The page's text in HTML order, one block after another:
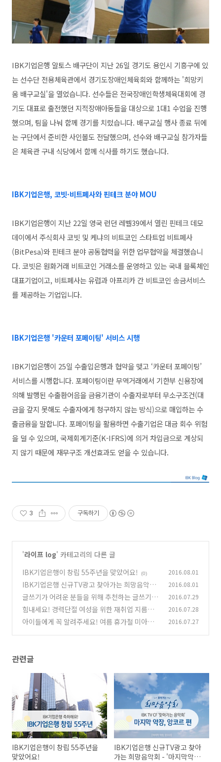
IBK기업은행 알토스 배구단이 지난 26일 경기도 용인시 기흥구에 있
는 선수단 전용체육관에서 경기도장애인체육회와 함께하는 '희망키
움 배구교실'을 열었습니다. 선수들은 전국장애인학생체육대회에 경
기도 대표로 출전했던 지적장애아동들을 대상으로 1대1 수업을 진행
했으며, 팀을 나눠 함께 경기를 치렀습니다. 배구교실 행사 종료 뒤에
는 구단에서 준비한 사인볼도 전달했으며, 선수와 배구교실 참가자들
은 체육관 구내 식당에서 함께 식사를 하기도 했습니다.
IBK기업은행, 코빗·비트페사와 핀테크 분야 MOU
IBK기업은행이 지난 22일 영국 런던 레벨39에서 열린 핀테크 데모
데이에서 주식회사 코빗 및 케냐의 비트코인 스타트업 비트페사
(BitPesa)와 핀테크 분야 공동협력을 위한 업무협약을 체결했습니
다. 코빗은 원화거래 비트코인 거래소를 운영하고 있는 국내 블록체인
대표기업이고, 비트페사는 유럽과 아프리카 간 비트코인 송금서비스
를 제공하는 기업입니다.
IBK기업은행 '카운터 포페이팅' 서비스 시행
IBK기업은행이 25일 수출입은행과 협약을 맺고 ‘카운터 포페이팅’
서비스를 시행합니다. 포페이팅이란 무역거래에서 기한부 신용장에
의해 발행된 수출환어음을 금융기관이 수출자로부터 무소구조건(대
금을 갚지 못해도 수출자에게 청구하지 않는 방식)으로 매입하는 수
출금융을 말합니다. 포페이팅을 활용하면 수출기업은 대금 회수 위험
을 덜 수 있으며, 국제회계기준(K-IFRS)에 의거 차입금으로 계상되
지 않기 때문에 재무구조 개선효과도 얻을 수 있습니다.
3 구독하기
'라이프 log' 카테고리의 다른 글
IBK기업은행이 창립 55주년을 맞았어요!
(0) 2016.08.01
IBK기업은행 신규TV광고 찾아가는 희망음악회
- '마지막악장, 앙코르' (0)
2016.08.01
글쓰기가 어려운 분들을 위해 추천하는 글쓰기 방
법
(0)
2016.07.29
힘내세요! 경력단절 여성을 위한 재취업 지름길
(0)
2016.07.28
아이들에게 꼭 알려주세요! 여름 휴가철 미아방
2016.07.27
관련글
IBK기업은행이 창립 55주년을
맞았어요!
IBK기업은행 신규TV광고 찾아
가는 희망음악회 - '마지막악장,